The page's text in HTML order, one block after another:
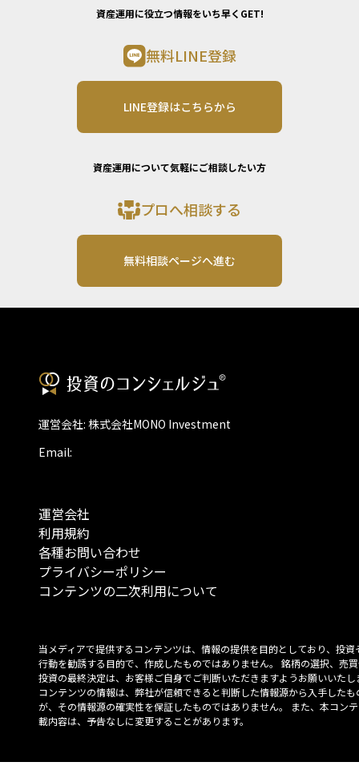
資産運用に役立つ情報をいち早くGET!
無料LINE登録
LINE登録はこちらから
資産運用について気軽にご相談したい方
プロへ相談する
無料相談ページへ進む
運営会社: 株式会社MONO Investment
Email:
運営会社
利用規約
各種お問い合わせ
プライバシーポリシー
コンテンツの二次利用について
当メディアで提供するコンテンツは、情報の提供を目的としており、投資
行動を勧誘する目的で、作成したものではありません。 銘柄の選択、売
投資の最終決定は、お客様ご自身でご判断いただきますようお願いいたし
コンテンツの情報は、弊社が信頼できると判断した情報源から入手したも
が、その情報源の確実性を保証したものではありません。 また、本コン
載内容は、予告なしに変更することがあります。